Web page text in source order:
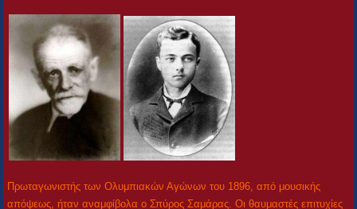
Πρωταγωνιστής των Ολυμπιακών Αγώνων του 1896, από μουσικής
απόψεως, ήταν αναμφίβολα ο Σπύρος Σαμάρας. Οι θαυμαστές επιτυχίες